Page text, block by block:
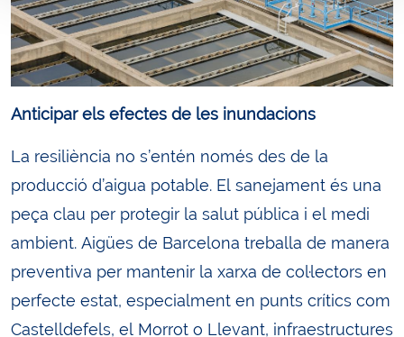
Anticipar els efectes de les inundacions
La resiliència no s’entén només des de la
producció d’aigua potable. El sanejament és una
peça clau per protegir la salut pública i el medi
ambient. Aigües de Barcelona treballa de manera
preventiva per mantenir la xarxa de col·lectors en
perfecte estat, especialment en punts crítics com
Castelldefels, el Morrot o Llevant, infraestructures